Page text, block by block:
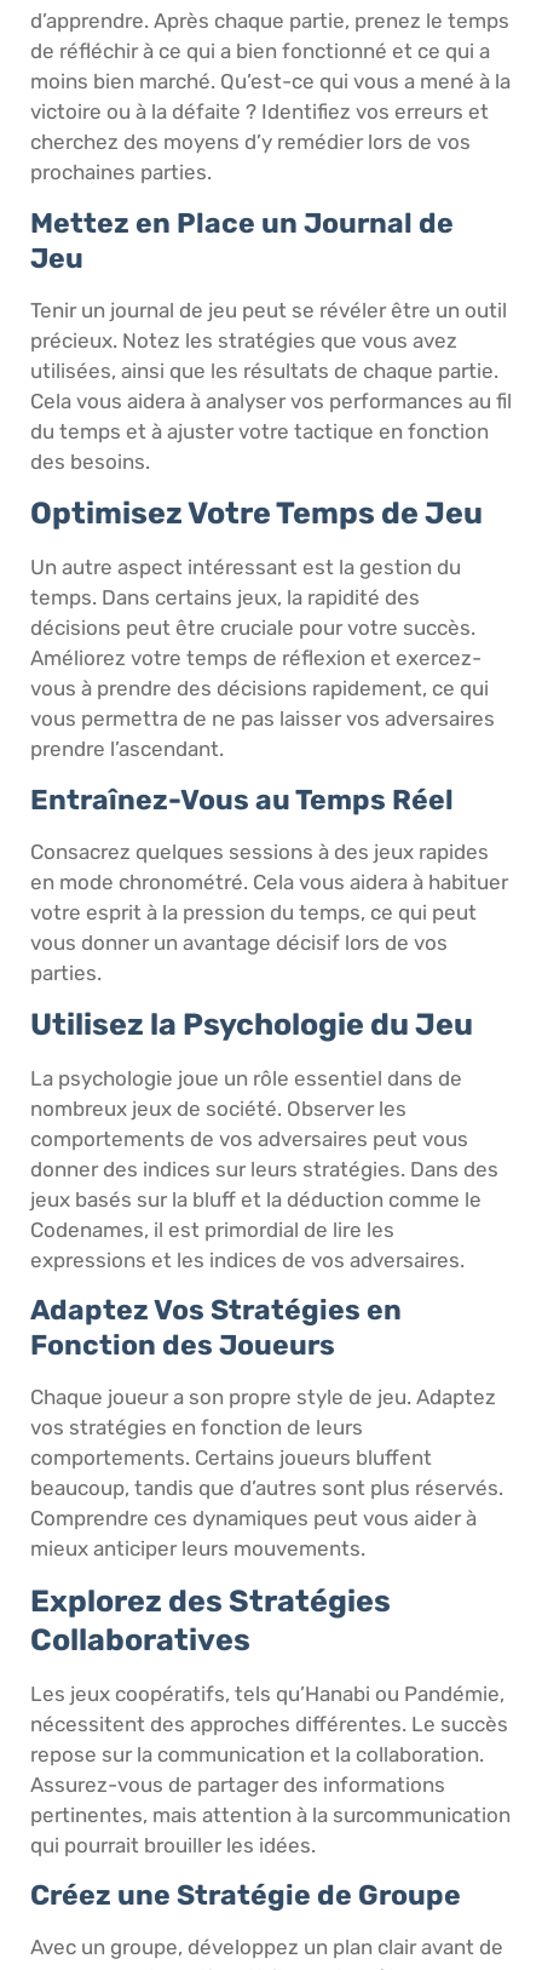
d’apprendre. Après chaque partie, prenez le temps
de réfléchir à ce qui a bien fonctionné et ce qui a
moins bien marché. Qu’est-ce qui vous a mené à la
victoire ou à la défaite ? Identifiez vos erreurs et
cherchez des moyens d’y remédier lors de vos
prochaines parties.
Mettez en Place un Journal de
Jeu
Tenir un journal de jeu peut se révéler être un outil
précieux. Notez les stratégies que vous avez
utilisées, ainsi que les résultats de chaque partie.
Cela vous aidera à analyser vos performances au fil
du temps et à ajuster votre tactique en fonction
des besoins.
Optimisez Votre Temps de Jeu
Un autre aspect intéressant est la gestion du
temps. Dans certains jeux, la rapidité des
décisions peut être cruciale pour votre succès.
Améliorez votre temps de réflexion et exercez-
vous à prendre des décisions rapidement, ce qui
vous permettra de ne pas laisser vos adversaires
prendre l’ascendant.
Entraînez-Vous au Temps Réel
Consacrez quelques sessions à des jeux rapides
en mode chronométré. Cela vous aidera à habituer
votre esprit à la pression du temps, ce qui peut
vous donner un avantage décisif lors de vos
parties.
Utilisez la Psychologie du Jeu
La psychologie joue un rôle essentiel dans de
nombreux jeux de société. Observer les
comportements de vos adversaires peut vous
donner des indices sur leurs stratégies. Dans des
jeux basés sur la bluff et la déduction comme le
Codenames, il est primordial de lire les
expressions et les indices de vos adversaires.
Adaptez Vos Stratégies en
Fonction des Joueurs
Chaque joueur a son propre style de jeu. Adaptez
vos stratégies en fonction de leurs
comportements. Certains joueurs bluffent
beaucoup, tandis que d’autres sont plus réservés.
Comprendre ces dynamiques peut vous aider à
mieux anticiper leurs mouvements.
Explorez des Stratégies
Collaboratives
Les jeux coopératifs, tels qu’Hanabi ou Pandémie,
nécessitent des approches différentes. Le succès
repose sur la communication et la collaboration.
Assurez-vous de partager des informations
pertinentes, mais attention à la surcommunication
qui pourrait brouiller les idées.
Créez une Stratégie de Groupe
Avec un groupe, développez un plan clair avant de